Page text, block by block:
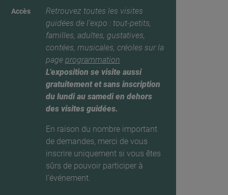
Accès
Retrouvez toutes les visites
guidées de l’expo : tout-petits,
familles, adultes, gustatives,
contées, musicales, créoles sur la
page programmation
L’exposition se visite aussi
gratuitement et sans inscription
du lundi au samedi en dehors
des visites guidées.
En raison du nombre important
de demandes, merci de vous
inscrire uniquement si vous êtes
sûrs de pouvoir participer à
l’événement.